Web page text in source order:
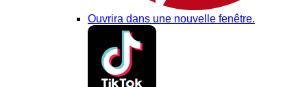
Ouvrira dans une nouvelle fenêtre.